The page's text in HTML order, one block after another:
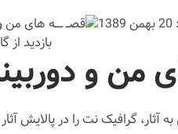
بازدید از
من و
به آثار، گرافیک نت را در پالایش